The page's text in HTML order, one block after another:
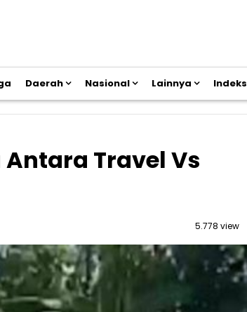
Daerah Nasional Lainnya Indeks
Travel Vs
5.778 view